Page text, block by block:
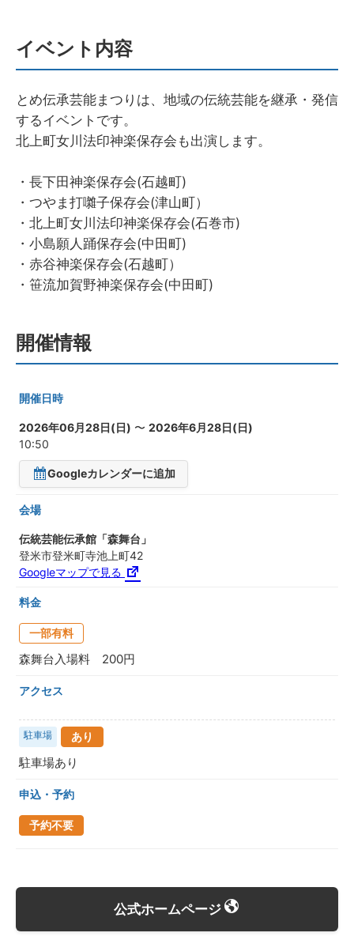
イベント内容
とめ伝承芸能まつりは、地域の伝統芸能を継承・発信
するイベントです。
北上町女川法印神楽保存会も出演します。
・長下田神楽保存会(石越町)
・つやま打囃子保存会(津山町）
・北上町女川法印神楽保存会(石巻市)
・小島願人踊保存会(中田町)
・赤谷神楽保存会(石越町）
・笹流加賀野神楽保存会(中田町)
開催情報
開催日時
2026年06月28日(日) 〜 2026年6月28日(日)
10:50
Googleカレンダーに追加
会場
伝統芸能伝承館「森舞台」
登米市登米町寺池上町42
Googleマップで見る
料金
一部有料
森舞台入場料 200円
アクセス
駐車場 あり
駐車場あり
申込・予約
予約不要
公式ホームページ